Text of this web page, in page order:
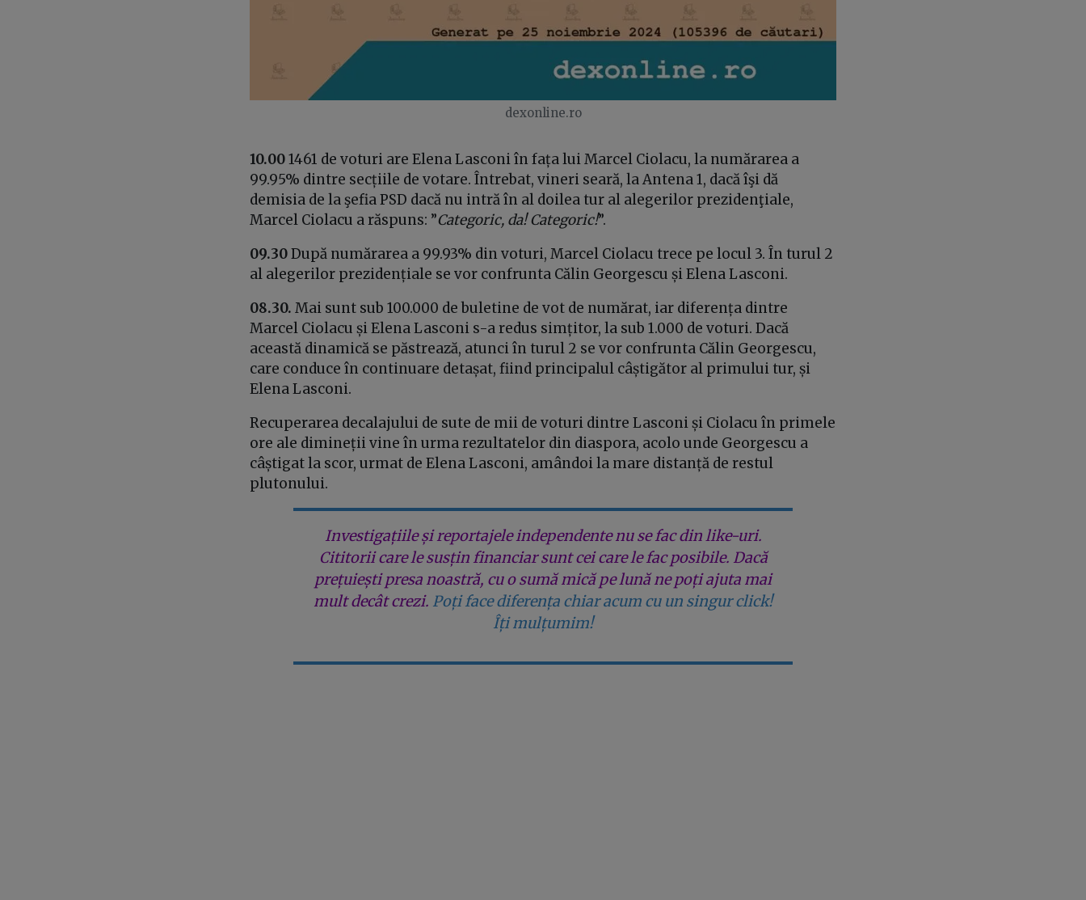
dexonline.ro
10.001461 de voturi are Elena Lasconi în fața lui Marcel Ciolacu, la numărarea a
99.95% dintre secțiile de votare. Întrebat, vineri seară, la Antena 1, dacă îşi dă
demisia de la şefia PSD dacă nu intră în al doilea tur al alegerilor prezidenţiale,
Marcel Ciolacu a răspuns: ”Categoric, da! Categoric!”.
09.30După numărarea a 99.93% din voturi, Marcel Ciolacu trece pe locul 3. În turul 2
al alegerilor prezidențiale se vor confrunta Călin Georgescu și Elena Lasconi.
08.30. Mai sunt sub 100.000 de buletine de vot de numărat, iar diferența dintre
Marcel Ciolacu și Elena Lasconi s-a redus simțitor, la sub 1.000 de voturi. Dacă
această dinamică se păstrează, atunci în turul 2 se vor confrunta Călin Georgescu,
care conduce în continuare detașat, fiind principalul câștigător al primului tur, și
Elena Lasconi.
Recuperarea decalajului de sute de mii de voturi dintre Lasconi și Ciolacu în primele
ore ale dimineții vine în urma rezultatelor din diaspora, acolo unde Georgescu a
câștigat la scor, urmat de Elena Lasconi, amândoi la mare distanță de restul
plutonului.
Investigațiile și reportajele independente nu se fac din like-uri.
Cititorii care le susțin financiar sunt cei care le fac posibile. Dacă
prețuiești presa noastră, cu o sumă mică pe lună ne poți ajuta mai
mult decât crezi. Poți face diferența chiar acum cu un singur click!
Îți mulțumim!